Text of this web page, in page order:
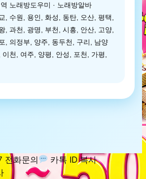
노래방도우미 · 노래방알바
, 수원, 용인, 화성, 동탄, 오산, 평택,
, 과천, 광명, 부천, 시흥, 안산, 고양,
, 의정부, 양주, 동두천, 구리, 남양
천, 여주, 양평, 안성, 포천, 가평,
화문의
카톡 ID 복사